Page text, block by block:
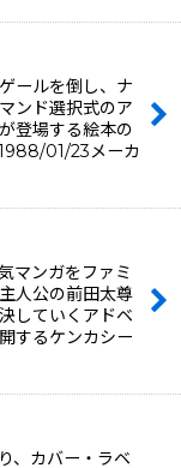
ールを倒し、ナ
ンド選択式のア
登場する絵本の
01/23メーカ
マンガをファミ
人公の前田太尊
していくアドベ
するケンカシー
、カバー・ラベ